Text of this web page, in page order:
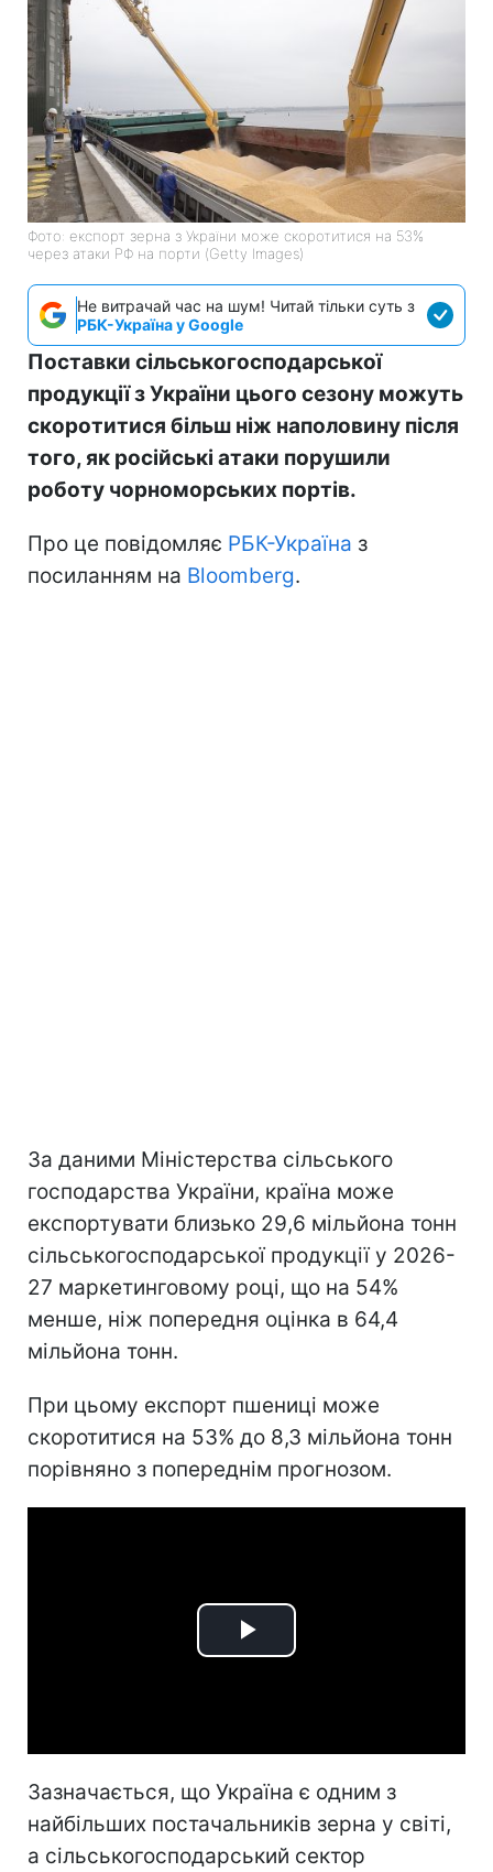
Фото: експорт зерна з України може скоротитися на 53%
через атаки РФ на порти (Getty Images)
Не витрачай час на шум! Читай тільки суть з
РБК-Україна у Google
Поставки сільськогосподарської
продукції з України цього сезону можуть
скоротитися більш ніж наполовину після
того, як російські атаки порушили
роботу чорноморських портів.
Про це повідомляє РБК-Україна з
посиланням на Bloomberg.
За даними Міністерства сільського
господарства України, країна може
експортувати близько 29,6 мільйона тонн
сільськогосподарської продукції у 2026-
27 маркетинговому році, що на 54%
менше, ніж попередня оцінка в 64,4
мільйона тонн.
При цьому експорт пшениці може
скоротитися на 53% до 8,3 мільйона тонн
порівняно з попереднім прогнозом.
Play
Зазначається, що Україна є одним з
найбільших постачальників зерна у світі,
а сільськогосподарський сектор